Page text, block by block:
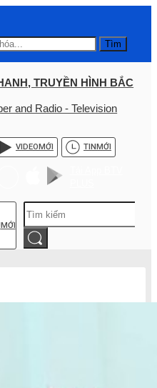
Tìm
TRUYỀN HÌNH BẮC
and Radio - Television
VIDEOMỚI TINMỚI
MỚI